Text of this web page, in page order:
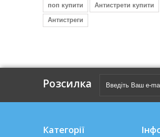
поп купити
Антистрети купити
Антистреги
Розсилка
Категорії